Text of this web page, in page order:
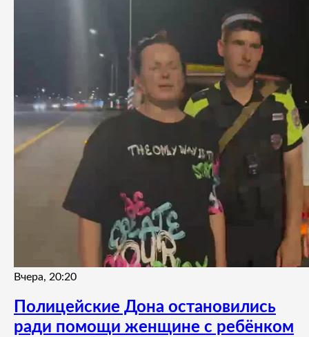
Вчера, 20:20
Полицейские Дона остановились
ради помощи женщине с ребёнком